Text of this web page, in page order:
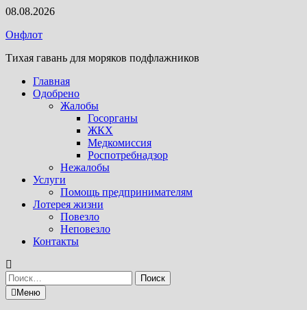
Перейти
содержимому
08.08.2026
Онфлот
Тихая гавань для моряков подфлажников
Главная
Одобрено
Жалобы
Госорганы
ЖКХ
Медкомиссия
Роспотребнадзор
Нежалобы
Услуги
Помощь предпринимателям
Лотерея жизни
Повезло
Неповезло
Контакты
Найти:
Меню